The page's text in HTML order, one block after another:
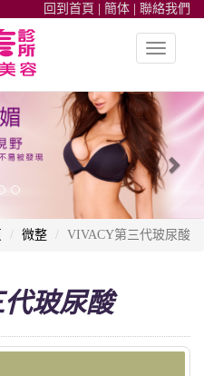
回到首頁 簡体 聯絡我們
Toggle
秒雷射,自體脂肪
微整 VIVACY第三代玻尿酸
玻尿酸